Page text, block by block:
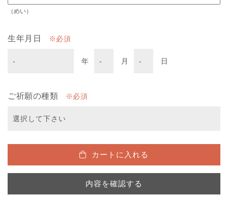
（めい）
生年月日 必須
年 月 日
ご祈願の種類 必須
カートに入れる
内容を確認する